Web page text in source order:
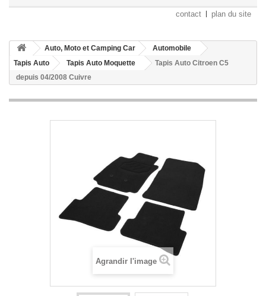
contact plan du site
Auto, Moto et Camping Car
Automobile
Tapis Auto
Tapis Auto Moquette
Tapis Auto Citroen C5
depuis 04/2008 Cuivre
Agrandir l'image